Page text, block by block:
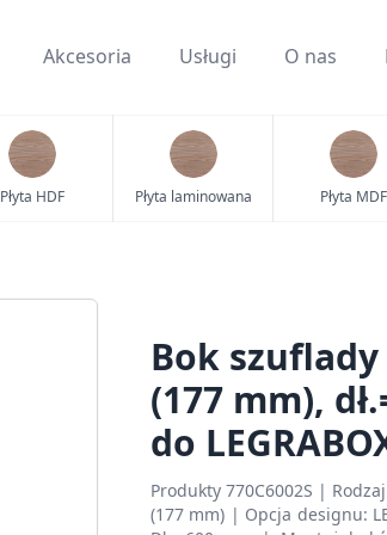
Akcesoria Usługi O nas
Płyta HDF Płyta laminowana Płyta MDF
Bok szuflady
(177 mm),
do
Produkty 770C6002S |
(177 mm) | Opcja designu: